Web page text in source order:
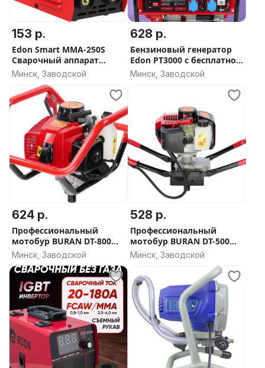
153 р.
Edon Smart MMA-250S
Сварочный аппарат
ВИДЕО ОБЗОР
Минск, Заводской
628 р.
Бензиновый генератор
Edon PT3000 с бесплатной
доставкой
Минск, Заводской
624 р.
Профессиональный
мотобур BURAN DT-800
(без шнека)
Минск, Заводской
528 р.
Профессиональный
мотобур BURAN DT-500
(без шнека)
Минск, Заводской